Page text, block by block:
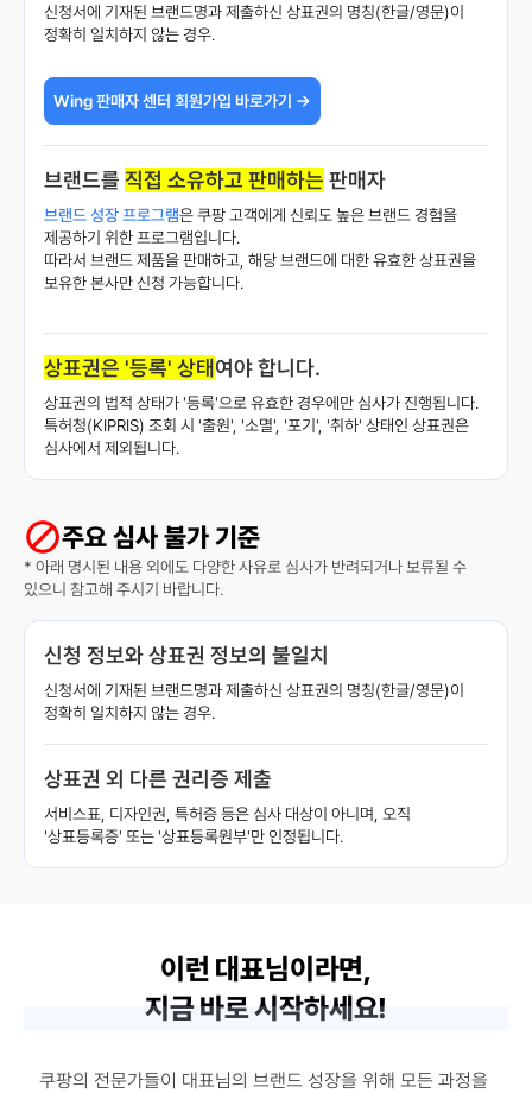
신청서에 기재된 브랜드명과 제출하신 상표권의 명칭(한글/영문)이
정확히 일치하지 않는 경우.
Wing 판매자 센터 회원가입 바로가기 →
브랜드를 직접 소유하고 판매하는 판매자
브랜드 성장 프로그램은 쿠팡 고객에게 신뢰도 높은 브랜드 경험을
제공하기 위한 프로그램입니다.
따라서 브랜드 제품을 판매하고, 해당 브랜드에 대한 유효한 상표권을
보유한 본사만 신청 가능합니다.
상표권은 '등록' 상태여야 합니다.
상표권의 법적 상태가 '등록'으로 유효한 경우에만 심사가 진행됩니다.
특허청(KIPRIS) 조회 시 '출원', '소멸', '포기', '취하' 상태인 상표권은
심사에서 제외됩니다.
주요 심사 불가 기준
* 아래 명시된 내용 외에도 다양한 사유로 심사가 반려되거나 보류될 수
있으니 참고해 주시기 바랍니다.
신청 정보와 상표권 정보의 불일치
신청서에 기재된 브랜드명과 제출하신 상표권의 명칭(한글/영문)이
정확히 일치하지 않는 경우.
상표권 외 다른 권리증 제출
서비스표, 디자인권, 특허증 등은 심사 대상이 아니며, 오직
'상표등록증' 또는 '상표등록원부'만 인정됩니다.
이런 대표님이라면,
지금 바로 시작하세요!
쿠팡의 전문가들이 대표님의 브랜드 성장을 위해 모든 과정을